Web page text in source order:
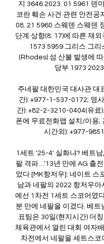
지 3646 2023. 01 5961 덴
코란 훼손 사건 관련 안전공
08. 21 5960 스웨덴 스웨덴
단계 상향(8. 17)에 따른 재외
1573 5959 그리스 그리
(Rhodes) 섬 산불 발생에 따
당부 1973
주네팔 대한민국 대사관 대
간): +977-1-537-0172; 영
간): +82-2-3210-0404(유료
폰에 무료전화앱 설치/이용;
시간외): +977-
1세트 '25-4' 실화냐? 베트남
팔 격파…'13년 만에 AG 출전
었다 [MK항저우]: 네이트 스
남과 네팔의 2022 항저우아
예선 1차전 1세트 스코어였
분 만에 네팔을 이겼다. 베트
표팀은 30일(현지시간) 더
체육관에서 열린 대회 여자
차전에서 네팔을 세트스